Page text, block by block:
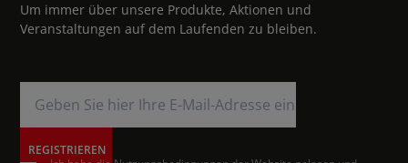
Um immer über unsere Produkte, Aktionen und
Veranstaltungen auf dem Laufenden zu bleiben.
REGISTRIEREN